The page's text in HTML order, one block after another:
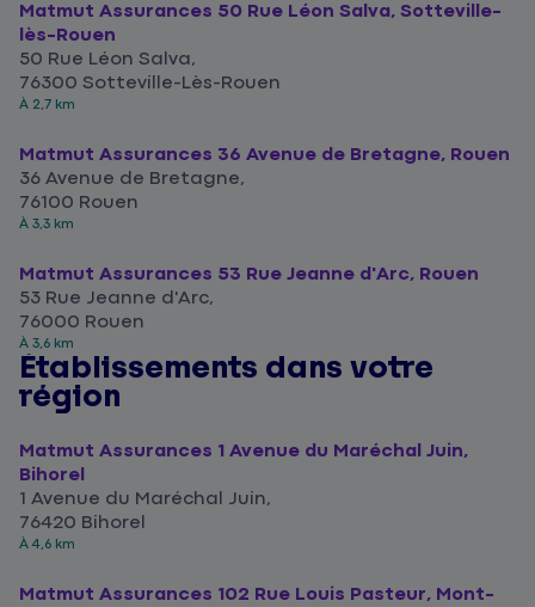
Matmut Assurances 50 Rue Léon Salva, Sotteville-
lès-Rouen
50 Rue Léon Salva,
76300 Sotteville-Lès-Rouen
À 2,7 km
Matmut Assurances 36 Avenue de Bretagne, Rouen
36 Avenue de Bretagne,
76100 Rouen
À 3,3 km
Matmut Assurances 53 Rue Jeanne d'Arc, Rouen
53 Rue Jeanne d'Arc,
76000 Rouen
À 3,6 km
Établissements dans votre
région
Matmut Assurances 1 Avenue du Maréchal Juin,
Bihorel
1 Avenue du Maréchal Juin,
76420 Bihorel
À 4,6 km
Matmut Assurances 102 Rue Louis Pasteur, Mont-